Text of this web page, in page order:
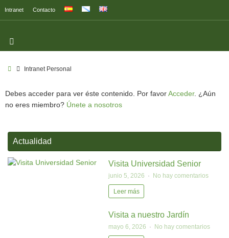
Intranet Contacto
Intranet Personal
Debes acceder para ver éste contenido. Por favor Acceder. ¿Aún
no eres miembro? Únete a nosotros
Actualidad
Visita Universidad Senior
junio 5, 2026 No hay comentarios
Leer más
Visita a nuestro Jardín
mayo 6, 2026 No hay comentarios